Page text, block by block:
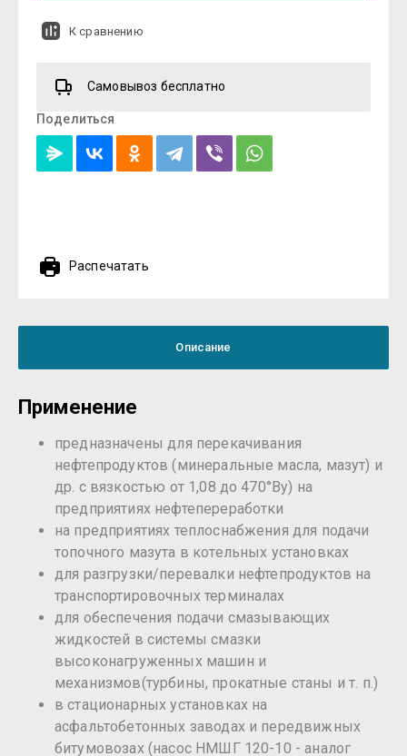
К сравнению
Самовывоз бесплатно
Поделиться
Распечатать
Описание
Применение
предназначены для перекачивания
нефтепродуктов (минеральные масла, мазут) и
др. с вязкостью от 1,08 до 470°Ву) на
предприятиях нефтепереработки
на предприятиях теплоснабжения для подачи
топочного мазута в котельных установках
для разгрузки/перевалки нефтепродуктов на
транспортировочных терминалах
для обеспечения подачи смазывающих
жидкостей в системы смазки
высоконагруженных машин и
механизмов(турбины, прокатные станы и т. п.)
в стационарных установках на
асфальтобетонных заводах и передвижных
битумовозах (насос НМШГ 120-10 - аналог